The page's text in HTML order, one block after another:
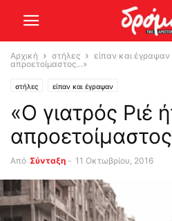
Αρχική στήλες είπαν και έγραψαν
απροετοίμαστος…»
στήλες είπαν και έγραψαν
«Ο γιατρός Ριέ
Από Σύνταξη - 11 Οκτωβρίου, 2016